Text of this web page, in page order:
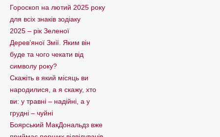
Гороскоп на лютий 2025 року
для всіх знаків зодіаку
2025 – рік Зеленої
Дерев’яної Змії. Яким він
буде та чого чекати від
символу року?
Скажіть в який місяць ви
народилися, а я скажу, хто
ви: у травні – надійні, а у
грудні – чуйні
Боярський МакДональдз вже